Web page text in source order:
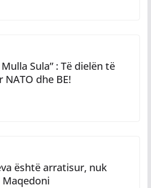
Sula” : Të dielën të
dhe BE!
është arratisur, nuk